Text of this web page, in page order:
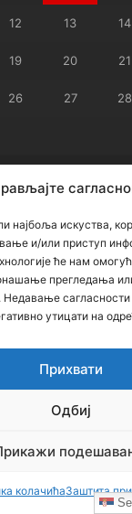
најбоља искуства,
и/или приступ
ће нам
прегледања
Недавање
утицати на
Прихвати
Одбиј
колачићаЗаштита
12 13 14
19 20 21
26 27 28
Гаврило